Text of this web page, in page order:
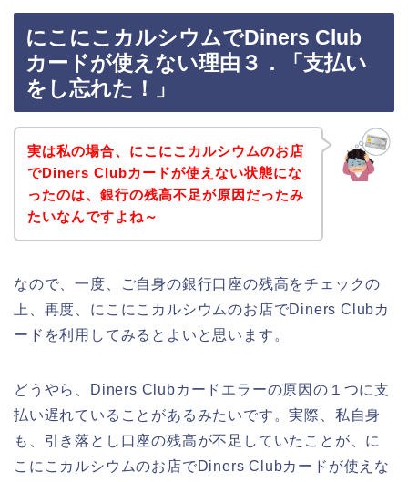
にこにこカルシウムでDiners Club
カードが使えない理由３．「支払い
をし忘れた！」
実は私の場合、にこにこカルシウムのお店
でDiners Clubカードが使えない状態にな
ったのは、銀行の残高不足が原因だったみ
たいなんですよね～
なので、一度、ご自身の銀行口座の残高をチェックの
上、再度、にこにこカルシウムのお店でDiners Clubカ
ードを利用してみるとよいと思います。
どうやら、Diners Clubカードエラーの原因の１つに支
払い遅れていることがあるみたいです。実際、私自身
も、引き落とし口座の残高が不足していたことが、に
こにこカルシウムのお店でDiners Clubカードが使えな